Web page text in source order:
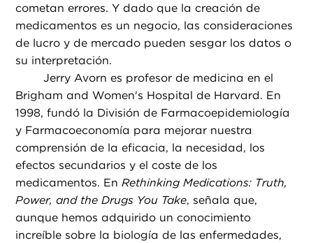
cometan errores. Y dado que la creación de
medicamentos es un negocio, las consideraciones
de lucro y de mercado pueden sesgar los datos o
su interpretación.
Jerry Avorn es profesor de medicina en el
Brigham and Women's Hospital de Harvard. En
1998, fundó la División de Farmacoepidemiología
y Farmacoeconomía para mejorar nuestra
comprensión de la eficacia, la necesidad, los
efectos secundarios y el coste de los
medicamentos. EnRethinking Medications: Truth,
Power, and the Drugs You Take, señala que,
aunque hemos adquirido un conocimiento
increíble sobre la biología de las enfermedades,